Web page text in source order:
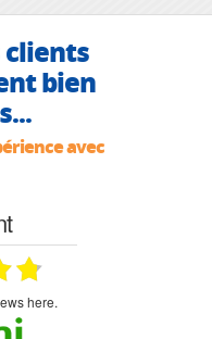
clients
bien
avec
here.